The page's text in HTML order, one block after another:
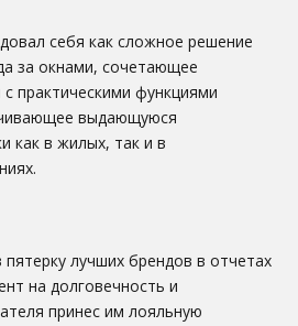
себя как сложное решение
за окнами, сочетающее
практическими функциями
выдающуюся
как в жилых, так и в
пятерку лучших брендов в отчетах
на долговечность и
принес им лояльную